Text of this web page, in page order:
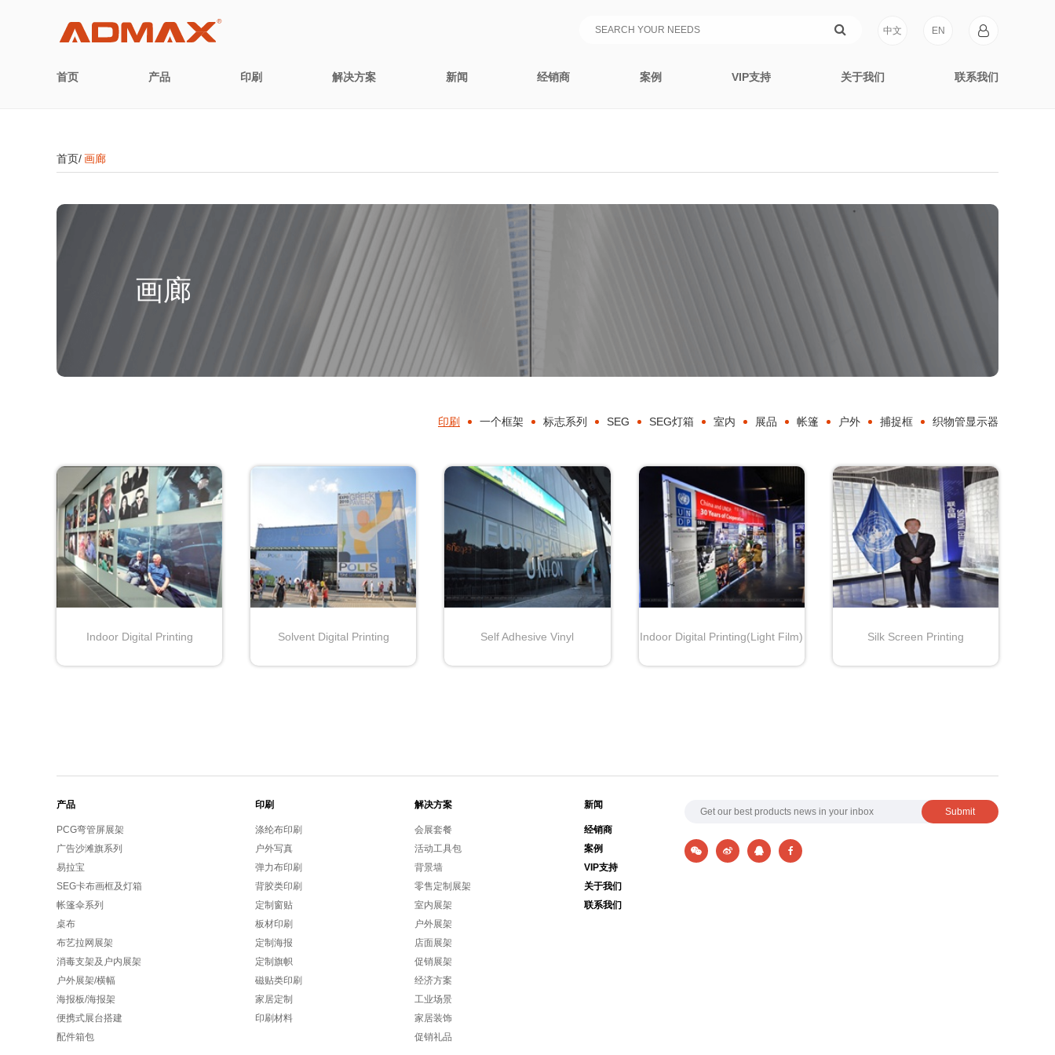
中文 EN
首页 产品 印刷 解决方案 新闻 经销商 案例 VIP支持 关于我们 联系我们
首页/画廊
画廊
印刷 一个框架 标志系列 SEG SEG灯箱 室内 展品 帐篷 户外 捕捉框 织物管显示器
Indoor Digital Printing Solvent Digital Printing Self Adhesive Vinyl Indoor Digital Printing(Light Film) Silk Screen Printing
产品
PCG弯管屏展架
广告沙滩旗系列
易拉宝
SEG卡布画框及灯箱
帐篷伞系列
桌布
布艺拉网展架
消毒支架及户内展架
户外展架/横幅
海报板/海报架
便携式展台搭建
配件箱包
印刷
涤纶布印刷
户外写真
弹力布印刷
背胶类印刷
定制窗贴
板材印刷
定制海报
定制旗帜
磁贴类印刷
家居定制
印刷材料
解决方案
会展套餐
活动工具包
背景墙
零售定制展架
室内展架
户外展架
店面展架
促销展架
经济方案
工业场景
家居装饰
促销礼品
新闻
经销商
案例
VIP支持
关于我们
联系我们